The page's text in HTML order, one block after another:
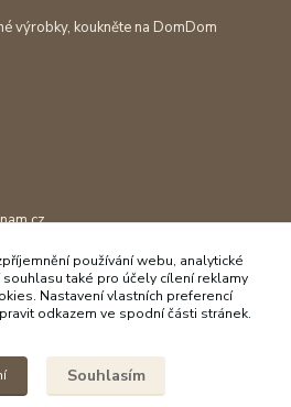
výrobky, koukněte na DomDom
používání webu, analytické
také pro účely cílení reklamy
Nastavení vlastních preferencí
odkazem ve spodní části stránek.
Souhlasím